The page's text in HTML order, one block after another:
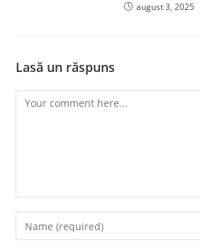
august 3, 2025
Lasă un răspuns
Comment
Enter
your